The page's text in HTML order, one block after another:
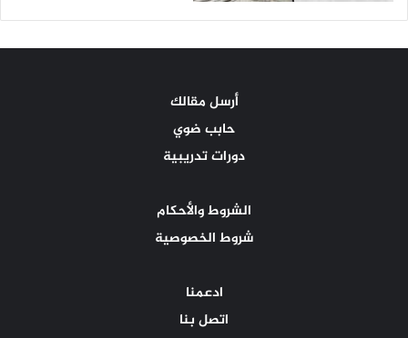
أرسل مقالك
حابب ضوي
دورات تدريبية
الشروط والأحكام
شروط الخصوصية
ادعمنا
اتصل بنا